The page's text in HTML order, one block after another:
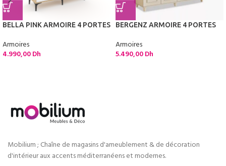
BELLA PINK ARMOIRE 4 PORTES
Armoires
4.990,00Dh
BERGENZ ARMOIRE 4 PORTES
Armoires
5.490,00Dh
Mobilium ; Chaîne de magasins d'ameublement & de décoration
d'intérieur aux accents méditerranéens et modernes.